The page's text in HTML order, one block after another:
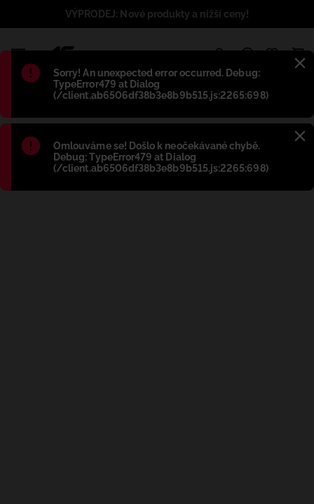
Błąd:
Sorry! An unexpected error occurred. Debug:
TypeError479 at Dialog
(/client.ab6506df38b3e8b9b515.js:2265:698)
Błąd:
Omlouváme se! Došlo k neočekávané chybě.
Debug: TypeError479 at Dialog
(/client.ab6506df38b3e8b9b515.js:2265:698)
VÝPRODEJ: Nové produkty a nižší ceny!